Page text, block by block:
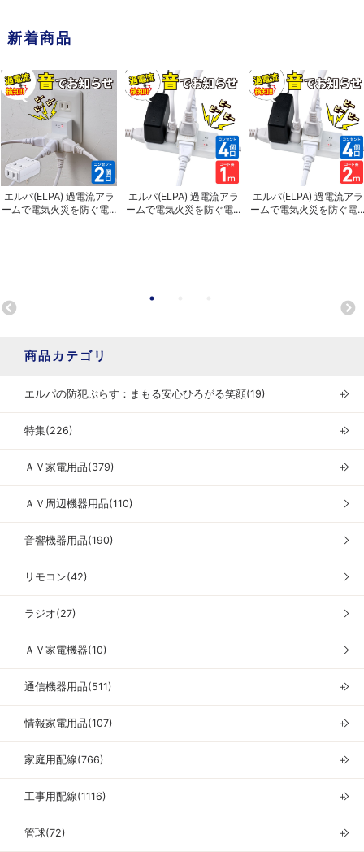
新着商品
エルパ(ELPA) 過電流アラ
ームで電気火災を防ぐ電...
エルパ(ELPA) 過電流アラ
ームで電気火災を防ぐ電...
エルパ(ELPA) 過電流アラ
ームで電気火災を防ぐ電
商品カテゴリ
エルパの防犯ぷらす：まもる安心ひろがる笑顔(19) ＋
特集(226) ＋
ＡＶ家電用品(379) ＋
ＡＶ周辺機器用品(110)
音響機器用品(190)
リモコン(42)
ラジオ(27)
ＡＶ家電機器(10)
通信機器用品(511) ＋
情報家電用品(107) ＋
家庭用配線(766) ＋
工事用配線(1116) ＋
管球(72) ＋